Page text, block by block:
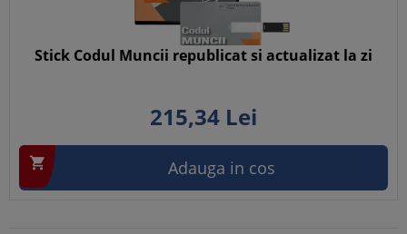
Stick Codul Muncii republicat si actualizat la zi
215,34 Lei
 Adauga in cos